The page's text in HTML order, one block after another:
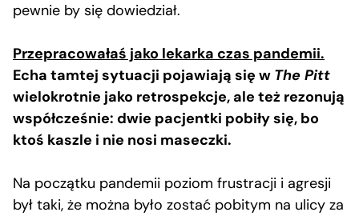
pewnie by się dowiedział.
Przepracowałaś jako lekarka czas pandemii.
Echa tamtej sytuacji pojawiają się w The Pitt
wielokrotnie jako retrospekcje, ale też rezonują
współcześnie: dwie pacjentki pobiły się, bo
ktoś kaszle i nie nosi maseczki.
Na początku pandemii poziom frustracji i agresji
był taki, że można było zostać pobitym na ulicy za